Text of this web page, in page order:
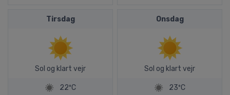
Tirsdag
Sol og klart vejr
22ºC
Onsdag
Sol og klart vejr
23ºC